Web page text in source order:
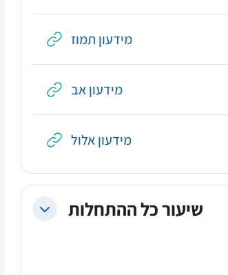
מידעון תמוזURL
מידעון אבURL
מידעון אלולURL
Collapseשיעור כל ההתחלות